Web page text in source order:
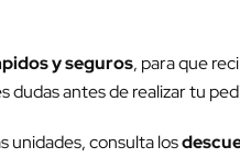
y seguros, para que
dudas antes de realizar tu
unidades, consulta los